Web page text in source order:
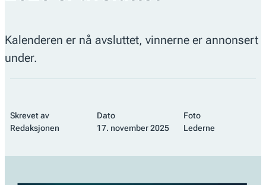
Kalenderen er nå avsluttet, vinnerne er annonsert
under.
Skrevet av
Redaksjonen
Dato
17. november 2025
Foto
Lederne